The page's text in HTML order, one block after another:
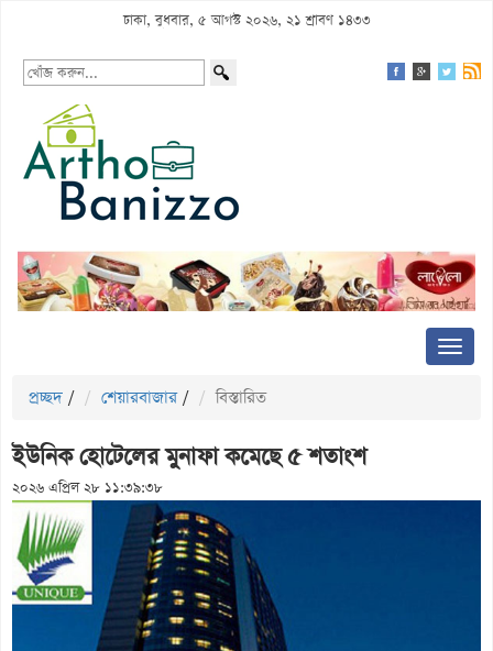
ঢাকা, বুধবার, ৫ আগস্ট ২০২৬, ২১ শ্রাবণ ১৪৩৩
প্রচ্ছদ / শেয়ারবাজার / বিস্তারিত
ইউনিক হোটেলের মুনাফা কমেছে ৫ শতাংশ
২০২৬ এপ্রিল ২৮ ১১:৩৯:৩৮